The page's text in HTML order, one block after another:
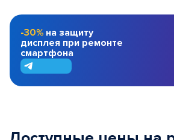
-30% на защиту
дисплея при ремонте
смартфона